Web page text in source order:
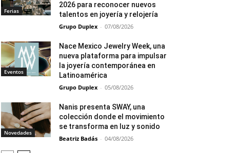
Ferias
2026 para reconocer nuevos
talentos en joyería y relojería
Grupo Duplex - 07/08/2026
Eventos
Nace Mexico Jewelry Week, una
nueva plataforma para impulsar
la joyería contemporánea en
Latinoamérica
Grupo Duplex - 05/08/2026
Novedades
Nanis presenta SWAY, una
colección donde el movimiento
se transforma en luz y sonido
Beatriz Badás - 04/08/2026